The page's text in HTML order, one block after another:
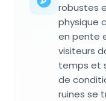
robustes
physique
en pente
visiteurs
temps et
de
ruines se